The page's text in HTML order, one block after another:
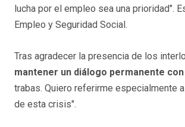
lucha por el empleo sea una prioridad".
Empleo y Seguridad Social.
Tras agradecer la presencia de los
mantener un diálogo permanente
trabas. Quiero referirme especialmente
de esta crisis".